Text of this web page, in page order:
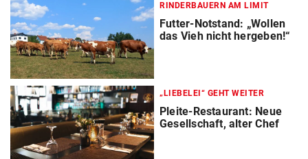
RINDERBAUERN AM LIMIT
Futter-Notstand: „Wollen
das Vieh nicht hergeben!“
„LIEBELEI“ GEHT WEITER
Pleite-Restaurant: Neue
Gesellschaft, alter Chef